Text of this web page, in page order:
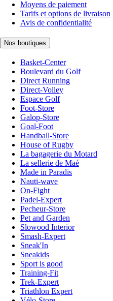
Moyens de paiement
Tarifs et options de livraison
Avis de confidentialité
Nos boutiques
Basket-Center
Boulevard du Golf
Direct Running
Direct-Volley
Espace Golf
Foot-Store
Galop-Store
Goal-Foot
Handball-Store
House of Rugby
La bagagerie du Motard
La sellerie de Maé
Made in Paradis
Nauti-wave
On-Fight
Padel-Expert
Pecheur-Store
Pet and Garden
Slowood Interior
Smash-Expert
Sneak'In
Sneakids
Sport is good
Training-Fit
Trek-Expert
Triathlon Expert